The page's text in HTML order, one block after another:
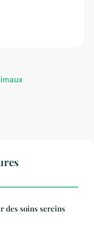
des soins sereins